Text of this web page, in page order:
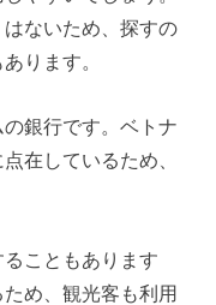
ないため、探すの
ります。
銀行です。ベトナ
在しているため、
こともあります
め、観光客も利用